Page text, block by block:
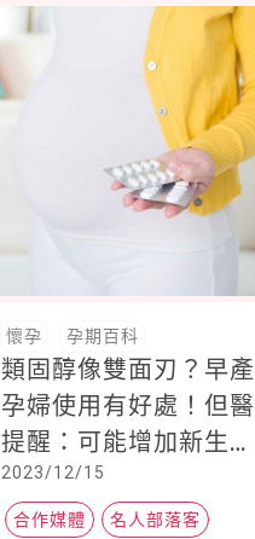
懷孕 孕期百科
類固醇像雙面刃？早產
孕婦使用有好處！但醫
提醒：可能增加新生兒
感染疾病機率
2023/12/15
合作媒體 名人部落客